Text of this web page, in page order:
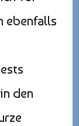
ebenfalls
den